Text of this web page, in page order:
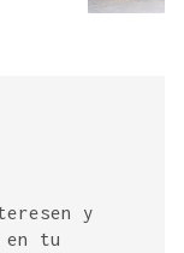
y
en tu